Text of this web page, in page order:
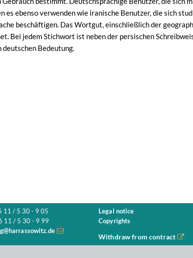
es ebenso verwenden wie iranische Benutzer, die sich
beschäftigen. Das Wortgut, einschließlich der
Bei jedem Stichwort ist neben der persischen
Bedeutung.
11 / 5 30 - 9 05
11 / 5 30 - 9 99
Legal notice
Copyrights
Withdraw from contract